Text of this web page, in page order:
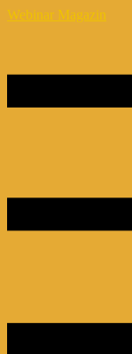
Webinar Magazin